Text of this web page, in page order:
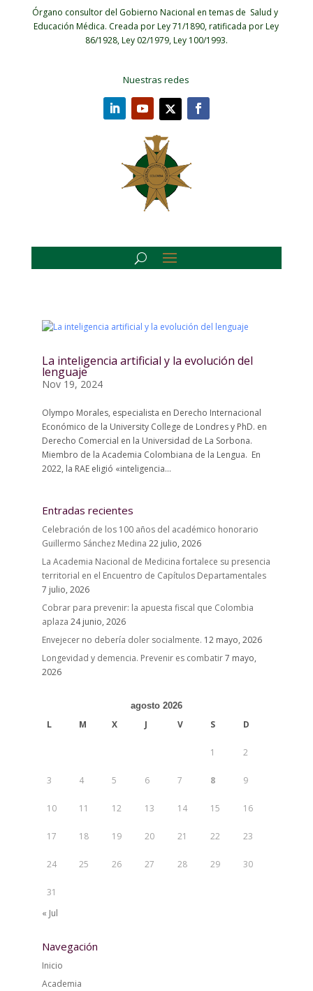
Órgano consultor del Gobierno Nacional en temas de Salud y
Educación Médica. Creada por Ley 71/1890, ratificada por Ley
86/1928, Ley 02/1979, Ley 100/1993.
Nuestras redes
La inteligencia artificial y la evolución del
lenguaje
Nov 19, 2024
Olympo Morales, especialista en Derecho Internacional
Económico de la University College de Londres y PhD. en
Derecho Comercial en la Universidad de La Sorbona.
Miembro de la Academia Colombiana de la Lengua. En
2022, la RAE eligió «inteligencia...
Entradas recientes
Celebración de los 100 años del académico honorario
Guillermo Sánchez Medina 22 julio, 2026
La Academia Nacional de Medicina fortalece su presencia
territorial en el Encuentro de Capítulos Departamentales
7 julio, 2026
Cobrar para prevenir: la apuesta fiscal que Colombia
aplaza 24 junio, 2026
Envejecer no debería doler socialmente. 12 mayo, 2026
Longevidad y demencia. Prevenir es combatir7 mayo,
2026
agosto 2026
L M X J V S D
1 2
3 4 5 6 7 8 9
10 11 12 13 14 15 16
17 18 19 20 21 22 23
24 25 26 27 28 29 30
31
« Jul
Navegación
Inicio
Academia